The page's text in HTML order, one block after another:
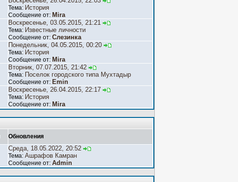
Тема: История
Сообщение от: Mira
Воскресенье, 03.05.2015, 21:21
Тема: Известные личности
Сообщение от: Слезинка
Понедельник, 04.05.2015, 00:20
Тема: История
Сообщение от: Mira
Вторник, 07.07.2015, 21:42
Тема: Поселок городского типа Мухтадыр
Сообщение от: Emin
Воскресенье, 26.04.2015, 22:17
Тема: История
Сообщение от: Mira
Обновления
Среда, 18.05.2022, 20:52
Тема: Ашрафов Камран
Сообщение от: Admin